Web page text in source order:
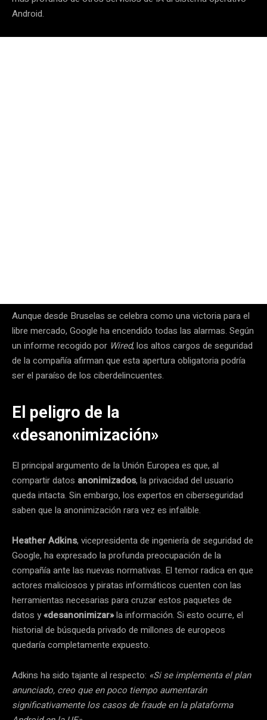
Android.
Aunque desde Bruselas se celebra como una victoria para el
libre mercado, Google ha encendido todas las alarmas. Según
un informe recogido por Wired, los altos cargos de seguridad
de la compañía afirman que esta apertura obligatoria podría
ser el paraíso de los ciberdelincuentes.
El peligro de la
«desanonimización»
El principal argumento de la Unión Europea es que, al
compartir datos anonimizados, la privacidad del usuario
queda intacta. Sin embargo, los expertos en ciberseguridad
saben que la anonimización rara vez es infalible.
Heather Adkins, vicepresidenta de ingeniería de seguridad de
Google, ha expresado la profunda preocupación de la
compañía ante las nuevas normativas. El temor radica en que
actores maliciosos y piratas informáticos cuenten con las
herramientas necesarias para cruzar estos paquetes de
datos y«desanonimizar»la información. Si esto ocurre, el
historial de búsqueda privado de millones de europeos
quedaría completamente expuesto.
Adkins ha sido tajante al respecto: «Si se implementa el plan
anunciado, creo que en poco tiempo aumentarán
significativamente los casos de fraude en la plataforma